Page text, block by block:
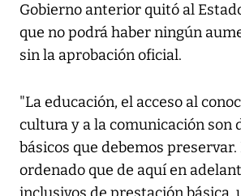
Gobierno anterior quitó al
que no podrá haber ningún
sin la aprobación oficial.
"La educación, el acceso al
cultura y a la comunicación son
básicos que debemos preservar.
ordenado que de aquí en